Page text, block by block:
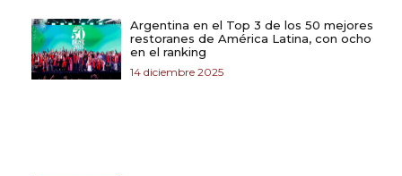
Argentina en el Top 3 de los 50 mejores
restoranes de América Latina, con ocho
en el ranking
14 diciembre 2025